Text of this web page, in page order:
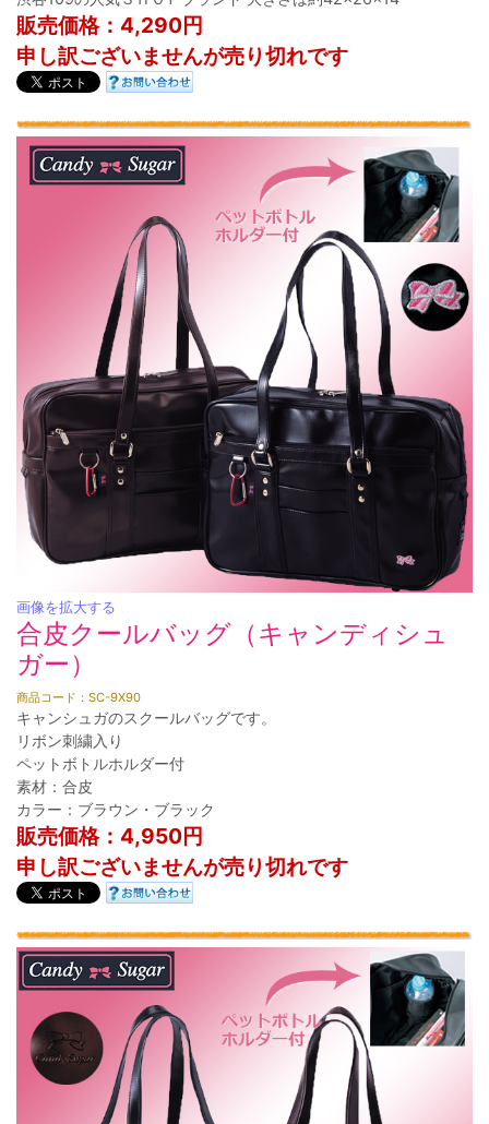
販売価格：4,290円
申し訳ございませんが売り切れです
画像を拡大する
合皮クールバッグ（キャンディシュ
ガー）
商品コード：SC-9X90
キャンシュガのスクールバッグです。
リボン刺繍入り
ペットボトルホルダー付
素材：合皮
カラー：ブラウン・ブラック
販売価格：4,950円
申し訳ございませんが売り切れです